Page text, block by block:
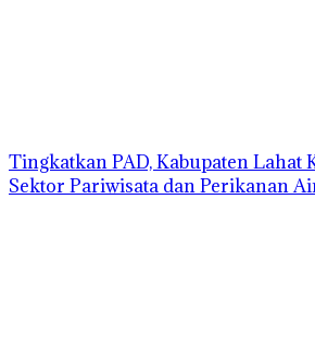
Tingkatkan PAD, Kabupaten Lahat
Sektor Pariwisata dan Perikanan